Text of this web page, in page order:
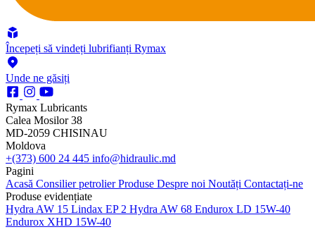
Începeți să vindeți lubrifianți Rymax
Unde ne găsiți
Rymax Lubricants
Calea Mosilor 38
MD-2059 CHISINAU
Moldova
+(373) 600 24 445 info@hidraulic.md
Pagini
Acasă Consilier petrolierProduse Despre noi Noutăți Contactați-ne
Produse evidențiate
Hydra AW 15 Lindax EP 2 Hydra AW 68 Endurox LD 15W-40
Endurox XHD 15W-40